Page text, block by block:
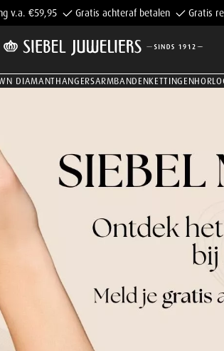
v.a. €59,95 Gratis achteraf betalen Gratis
DIAMANTHANGERSARMBANDENKETTINGEN